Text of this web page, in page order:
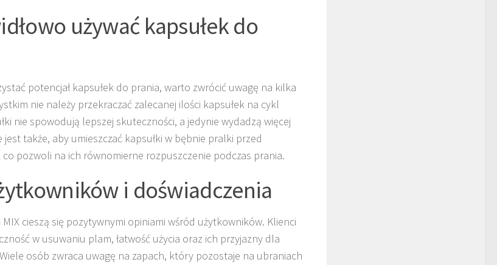
używać kapsułek do
potencjał kapsułek do prania, warto zwrócić uwagę na kilka
nie należy przekraczać zalecanej ilości kapsułek na cykl
nie spowodują lepszej skuteczności, a jedynie wydadzą więcej
także, aby umieszczać kapsułki w bębnie pralki przed
pozwoli na ich równomierne rozpuszczenie podczas prania.
i doświadczenia
MIX cieszą się pozytywnymi opiniami wśród użytkowników. Klienci
w usuwaniu plam, łatwość użycia oraz ich przyjazny dla
osób zwraca uwagę na zapach, który pozostaje na ubraniach